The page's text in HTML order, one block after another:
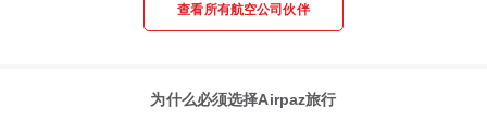
查看所有航空公司伙伴
为什么必须选择Airpaz旅行